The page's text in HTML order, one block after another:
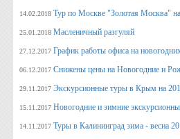
14.02.2018 Тур по Москве "Золотая Москва"
25.01.2018 Масленичный разгуляй
27.12.2017 График работы офиса на
06.12.2017 Снижены цены на Новогодние и
29.11.2017 Экскурсионные туры в Крым на
15.11.2017 Новогодние и зимние
14.11.2017 Туры в Калининград зима - весна